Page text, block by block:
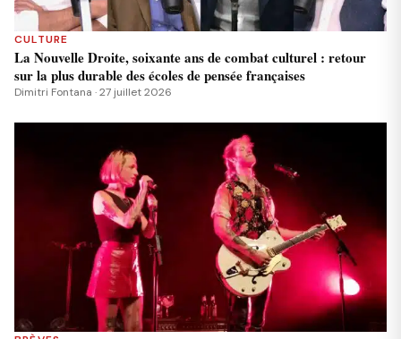
CULTURE
La Nouvelle Droite, soixante ans de combat culturel : retour
sur la plus durable des écoles de pensée françaises
Dimitri Fontana · 27 juillet 2026